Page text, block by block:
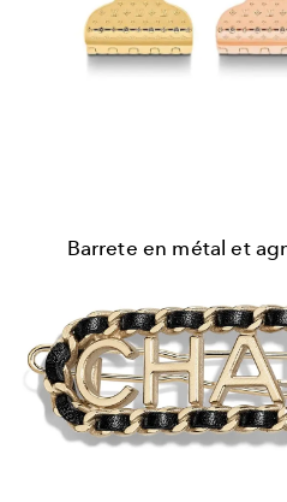
Barrete en métal et